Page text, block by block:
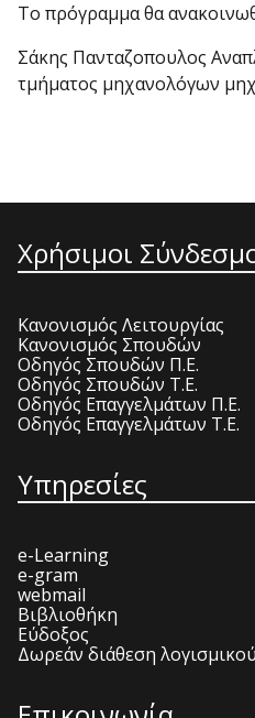
Το πρόγραμμα θα
Σάκης Πανταζοπουλος
τμήματος μηχανολόγων
Χρήσιμοι
Κανονισμός Λειτουργίας
Κανονισμός Σπουδών
Οδηγός Σπουδών Π.Ε.
Οδηγός Σπουδών Τ.Ε.
Οδηγός Επαγγελμάτων Π.Ε.
Οδηγός Επαγγελμάτων Τ.Ε.
Υπηρεσίες
e-Learning
e-gram
webmail
Βιβλιοθήκη
Εύδοξος
Δωρεάν διάθεση λογισμικού